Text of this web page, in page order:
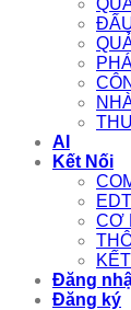
AI
Kết Nối
CƠ
Đăng
Đăng ký